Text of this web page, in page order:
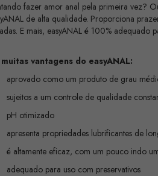
fazer amor anal pela primeira vez?
de alta qualidade. Proporciona
E mais, easyANAL é 100% adequado
vantagens do easyANAL:
aprovado como um produto de grau
sujeitos a um controle de qualidade
pH otimizado
apresenta propriedades lubrificantes de
é altamente eficaz, com um pouco indo
adequado para uso com preservativos